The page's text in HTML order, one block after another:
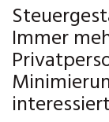
Immer